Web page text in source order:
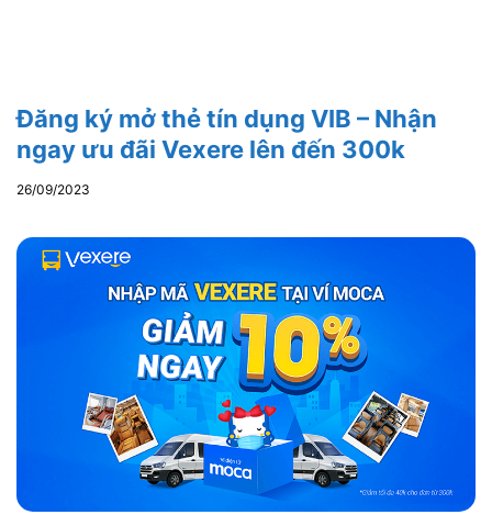
Đăng ký mở thẻ tín dụng VIB – Nhận
ngay ưu đãi Vexere lên đến 300k
26/09/2023